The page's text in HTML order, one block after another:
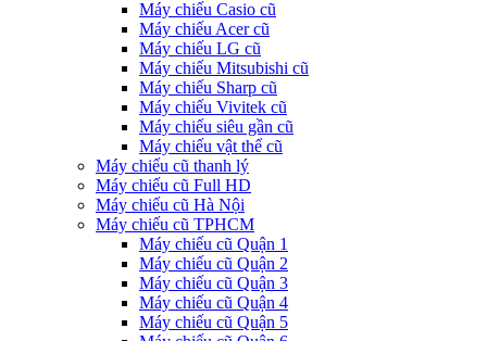
Máy chiếu Casio cũ
Máy chiếu Acer cũ
Máy chiếu LG cũ
Máy chiếu Mitsubishi cũ
Máy chiếu Sharp cũ
Máy chiếu Vivitek cũ
Máy chiếu siêu gần cũ
Máy chiếu vật thể cũ
Máy chiếu cũ thanh lý
Máy chiếu cũ Full HD
Máy chiếu cũ Hà Nội
Máy chiếu cũ TPHCM
Máy chiếu cũ Quận 1
Máy chiếu cũ Quận 2
Máy chiếu cũ Quận 3
Máy chiếu cũ Quận 4
Máy chiếu cũ Quận 5